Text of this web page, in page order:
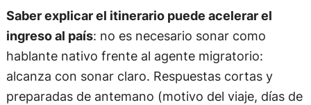
Saber explicar el itinerario puede acelerar el
ingreso al país: no es necesario sonar como
hablante nativo frente al agente migratorio:
alcanza con sonar claro. Respuestas cortas y
preparadas de antemano (motivo del viaje, días de